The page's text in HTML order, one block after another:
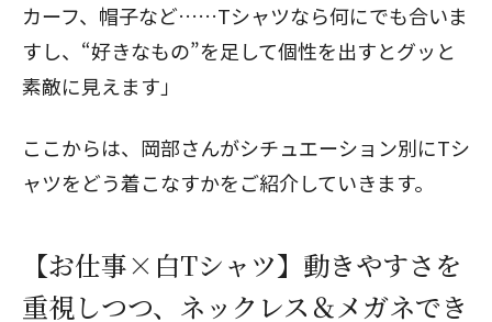
カーフ、帽子など……Tシャツなら何にでも合いま
すし、“好きなもの”を足して個性を出すとグッと
素敵に見えます」
ここからは、岡部さんがシチュエーション別にTシ
ャツをどう着こなすかをご紹介していきます。
【お仕事×白Tシャツ】動きやすさを
重視しつつ、ネックレス＆メガネでき